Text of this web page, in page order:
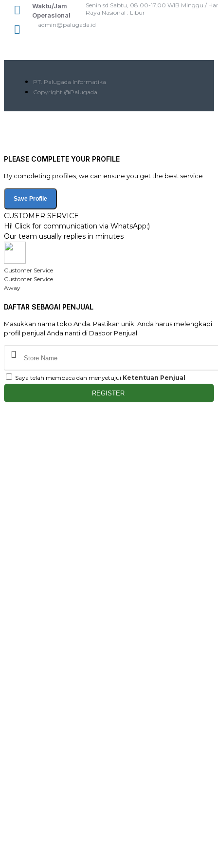
Waktu/Jam
Operasional
Senin sd Sabtu, 08.00-17.00 WIB Minggu /
Raya Nasional : Libur
admin@palugada.id
PT. Palugada Informatika
Copyright @Palugada
PLEASE COMPLETE YOUR PROFILE
By completing profiles, we can ensure you get the best service
Save Profile
CUSTOMER SERVICE
Hi! Click for communication via WhatsApp;)
Our team usually replies in minutes
Customer Service
Customer Service
Away
DAFTAR SEBAGAI PENJUAL
Masukkan nama toko Anda. Pastikan unik. Anda harus melengkapi
profil penjual Anda nanti di Dasbor Penjual.
Saya telah membaca dan menyetujui Ketentuan Penjual
REGISTER